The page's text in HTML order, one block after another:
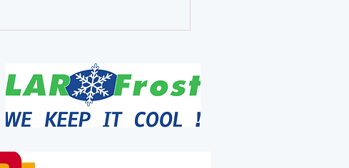
Bedankt, Stefaan. Voor alles.